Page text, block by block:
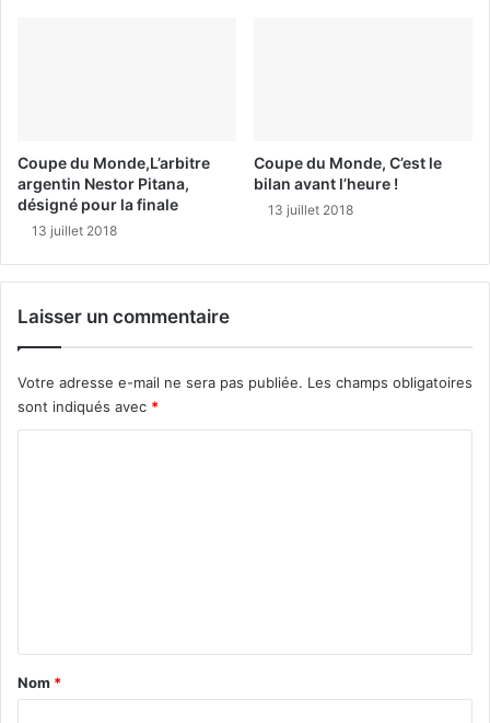
Coupe du Monde,L’arbitre
argentin Nestor Pitana,
désigné pour la finale
13 juillet 2018
Coupe du Monde, C’est le
bilan avant l’heure !
13 juillet 2018
Laisser un commentaire
Votre adresse e-mail ne sera pas publiée. Les champs obligatoires
sont indiqués avec *
a
Nom *